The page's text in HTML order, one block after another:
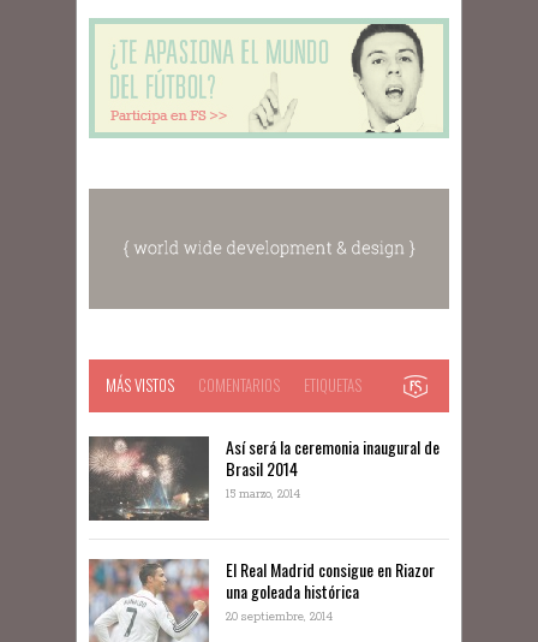
MÁS VISTOS COMENTARIOS ETIQUETAS
Así será la ceremonia inaugural de
Brasil 2014
15 marzo, 2014
El Real Madrid consigue en Riazor
una goleada histórica
20 septiembre, 2014